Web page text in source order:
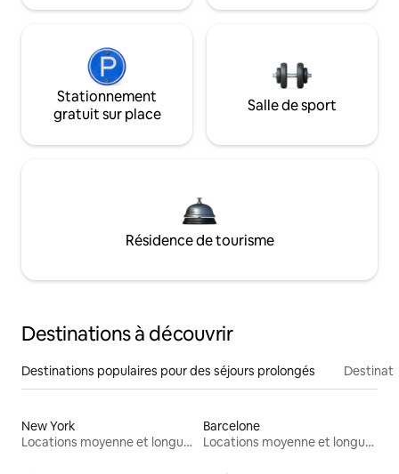
Stationnement
gratuit sur place
Salle de sport
Résidence de tourisme
Destinations à découvrir
Destinations populaires pour des séjours prolongés
New York
Locations moyenne et longue durée
Barcelone
Locations moyenne et longue durée